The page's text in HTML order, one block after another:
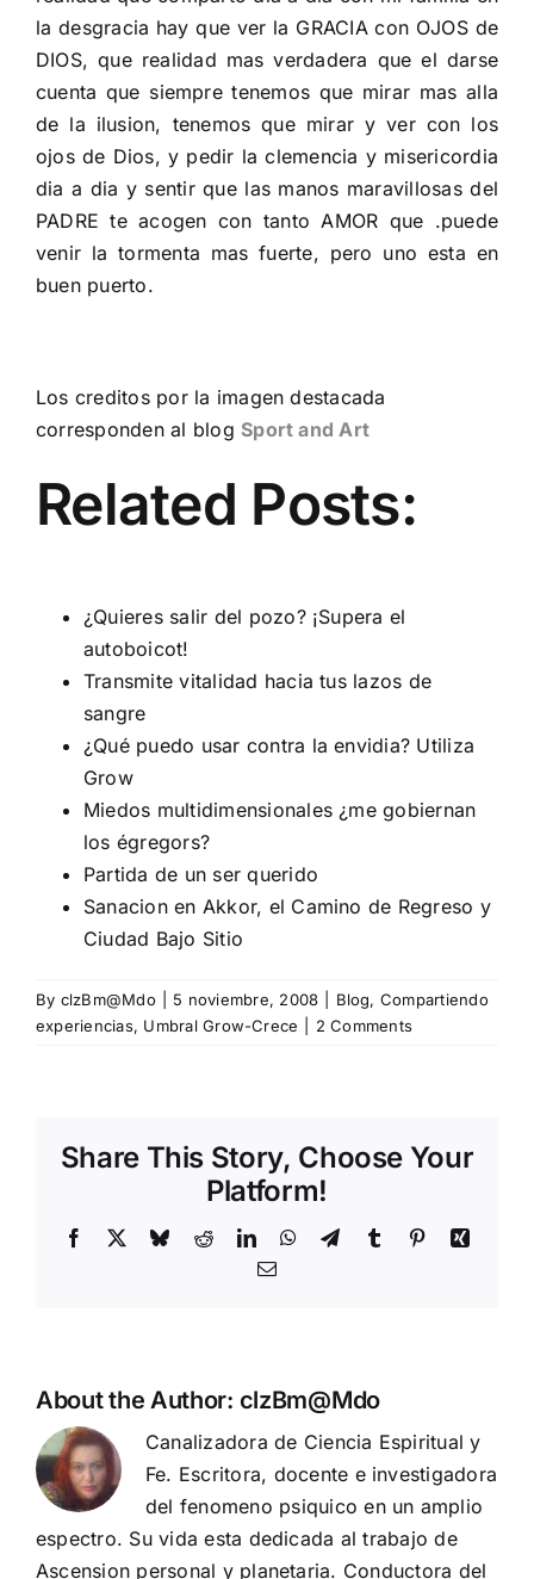
la desgracia hay que ver la GRACIA con OJOS de
DIOS, que realidad mas verdadera que el darse
cuenta que siempre tenemos que mirar mas alla
de la ilusion, tenemos que mirar y ver con los
ojos de Dios, y pedir la clemencia y misericordia
dia a dia y sentir que las manos maravillosas del
PADRE te acogen con tanto AMOR que .puede
venir la tormenta mas fuerte, pero uno esta en
buen puerto.
Los creditos por la imagen destacada
corresponden al blog Sport and Art
Related Posts:
¿Quieres salir del pozo? ¡Supera el
autoboicot!
Transmite vitalidad hacia tus lazos de
sangre
¿Qué puedo usar contra la envidia? Utiliza
Grow
Miedos multidimensionales ¿me gobiernan
los égregors?
Partida de un ser querido
Sanacion en Akkor, el Camino de Regreso y
Ciudad Bajo Sitio
By clzBm@Mdo 5 noviembre, 2008 Blog, Compartiendo
experiencias, Umbral Grow-Crece 2 Comments
Share This Story, Choose Your
Platform!
Facebook BlueskyRedditLinkedInWhatsApp
TelegramTumblr PinterestXing
Email
About the Author: clzBm@Mdo
Canalizadora de Ciencia Espiritual y
Fe. Escritora, docente e investigadora
del fenomeno psiquico en un amplio
espectro. Su vida esta dedicada al trabajo de
Ascension personal y planetaria. Conductora del